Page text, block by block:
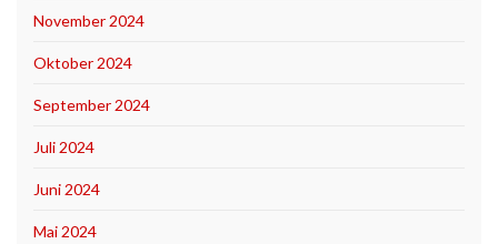
November 2024
Oktober 2024
September 2024
Juli 2024
Juni 2024
Mai 2024